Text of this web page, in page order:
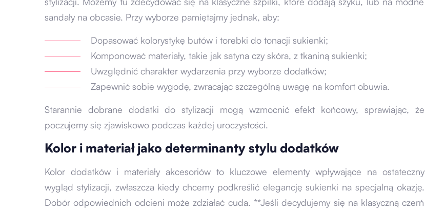
sandały na obcasie. Przy wyborze pamiętajmy jednak, aby:
Dopasować kolorystykę butów i torebki do tonacji sukienki;
Komponować materiały, takie jak satyna czy skóra, z tkaniną sukienki;
Uwzględnić charakter wydarzenia przy wyborze dodatków;
Zapewnić sobie wygodę, zwracając szczególną uwagę na komfort obuwia.
Starannie dobrane dodatki do stylizacji mogą wzmocnić efekt końcowy, sprawiając, że
poczujemy się zjawiskowo podczas każdej uroczystości.
Kolor i materiał jako determinanty stylu dodatków
Kolor dodatków i materiały akcesoriów to kluczowe elementy wpływające na ostateczny
wygląd stylizacji, zwłaszcza kiedy chcemy podkreślić elegancję sukienki na specjalną okazję.
Dobór odpowiednich odcieni może zdziałać cuda. **Jeśli decydujemy się na klasyczną czerń